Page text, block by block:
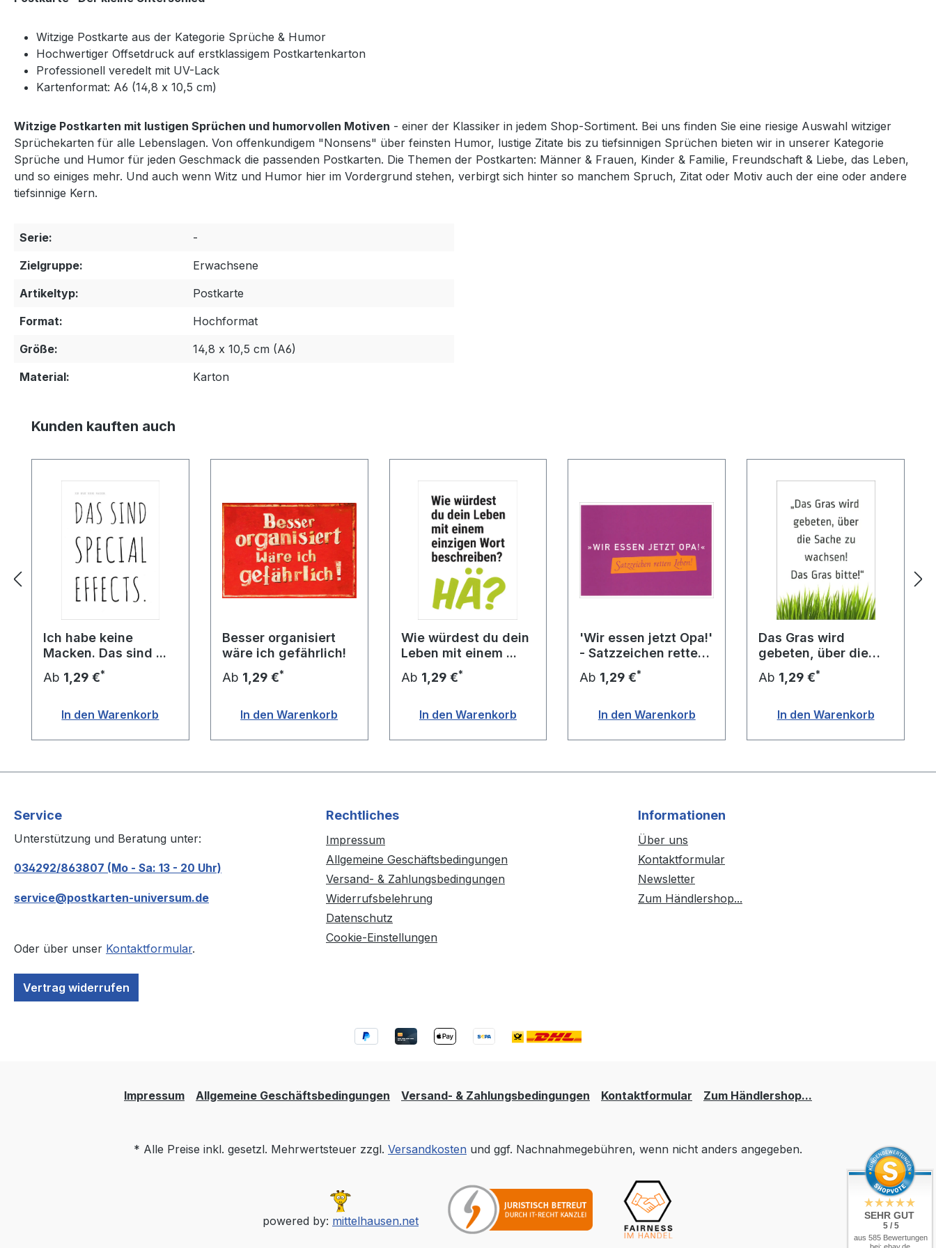
Witzige Postkarte aus der Kategorie Sprüche & Humor
Hochwertiger Offsetdruck auf erstklassigem Postkartenkarton
Professionell veredelt mit UV-Lack
Kartenformat: A6 (14,8 x 10,5 cm)
Witzige Postkarten mit lustigen Sprüchen und humorvollen Motiven - einer der Klassiker in jedem Shop-Sortiment. Bei uns finden Sie eine riesige Auswahl witziger
Sprüchekarten für alle Lebenslagen. Von offenkundigem "Nonsens" über feinsten Humor, lustige Zitate bis zu tiefsinnigen Sprüchen bieten wir in unserer Kategorie
Sprüche und Humor für jeden Geschmack die passenden Postkarten. Die Themen der Postkarten: Männer & Frauen, Kinder & Familie, Freundschaft & Liebe, das Leben,
und so einiges mehr. Und auch wenn Witz und Humor hier im Vordergrund stehen, verbirgt sich hinter so manchem Spruch, Zitat oder Motiv auch der eine oder andere
tiefsinnige Kern.
Serie:
-
Zielgruppe:
Erwachsene
Artikeltyp:
Postkarte
Format:
Hochformat
Größe:
14,8 x 10,5 cm (A6)
Material:
Karton
Produktgalerie überspringen
Kunden kauften auch
Ich habe keine
Macken. Das sind ...
Ab 1,29 €*
In den Warenkorb
Besser organisiert
wäre ich gefährlich!
Ab 1,29 €*
In den Warenkorb
Wie würdest du dein
Leben mit einem ...
Ab 1,29 €*
In den Warenkorb
'Wir essen jetzt Opa!'
- Satzzeichen retten
Ab 1,29 €*
In den Warenkorb
Das Gras wird
gebeten, über die
Ab 1,29 €*
In den Warenkorb
Service
Unterstützung und Beratung unter:
034292/863807 (Mo - Sa: 13 - 20 Uhr)
service@postkarten-universum.de
Oder über unser Kontaktformular.
Vertrag widerrufen
Rechtliches
Impressum
Allgemeine Geschäftsbedingungen
Versand- & Zahlungsbedingungen
Widerrufsbelehrung
Datenschutz
Cookie-Einstellungen
Informationen
Über uns
Kontaktformular
Newsletter
Zum Händlershop...
Impressum Allgemeine Geschäftsbedingungen Versand- & Zahlungsbedingungen Kontaktformular Zum Händlershop...
* Alle Preise inkl. gesetzl. Mehrwertsteuer zzgl. Versandkosten und ggf. Nachnahmegebühren, wenn nicht anders angegeben.
powered by: mittelhausen.net SEHR GUT
5 / 5
aus 585 Bewertungen